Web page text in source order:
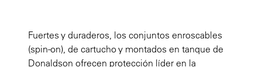
Fuertes y duraderos, los conjuntos enroscables
(spin-on), de cartucho y montados en tanque de
Donaldson ofrecen protección líder en la